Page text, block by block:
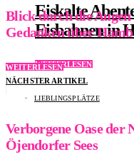
Eiskalte
Eisbahnen in
WEITERLESEN
Blick durch die
Gedanken über
WEITERLESEN
NÄCHSTER ARTIKEL
LIEBLINGSPLÄTZE
Verborgene Oase der
Öjendorfer Sees